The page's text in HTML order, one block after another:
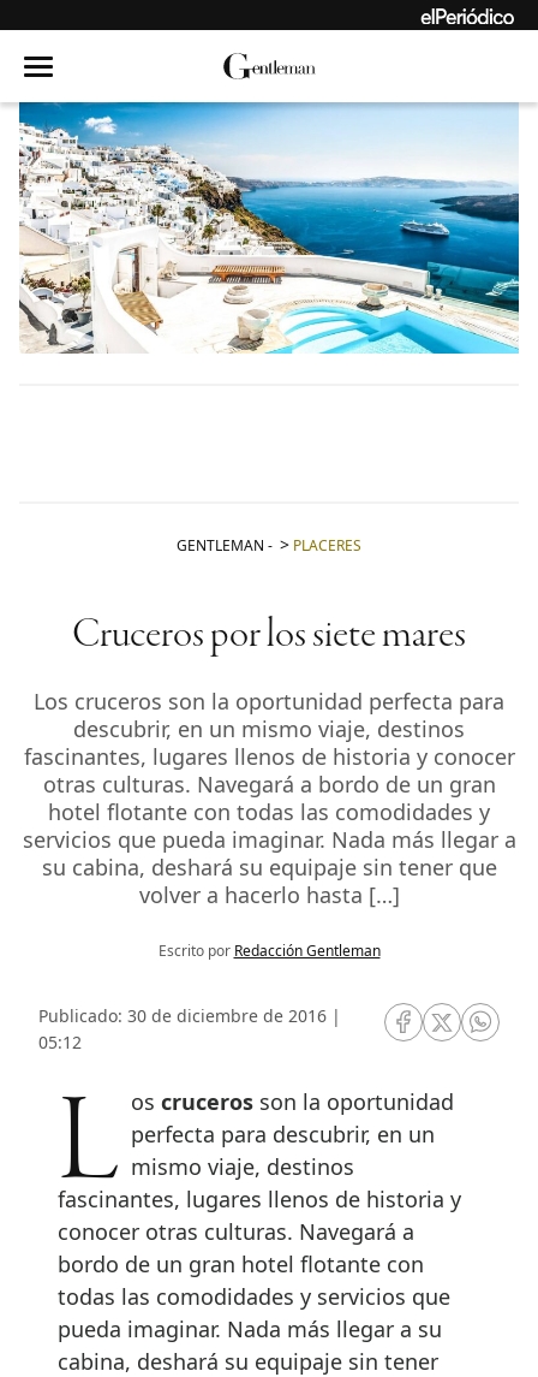
GENTLEMAN - PLACERES
Cruceros por los siete mares
Los cruceros son la oportunidad perfecta para
descubrir, en un mismo viaje, destinos
fascinantes, lugares llenos de historia y conocer
otras culturas. Navegará a bordo de un gran
hotel flotante con todas las comodidades y
servicios que pueda imaginar. Nada más llegar a
su cabina, deshará su equipaje sin tener que
volver a hacerlo hasta […]
Escrito por Redacción Gentleman
Publicado: 30 de diciembre de 2016 |
05:12
RRSS Facebook
RRSSRRSS
Los cruceros son la oportunidad
perfecta para descubrir, en un
mismo viaje, destinos
fascinantes, lugares llenos de historia y
conocer otras culturas. Navegará a
bordo de un gran hotel flotante con
todas las comodidades y servicios que
pueda imaginar. Nada más llegar a su
cabina, deshará su equipaje sin tener